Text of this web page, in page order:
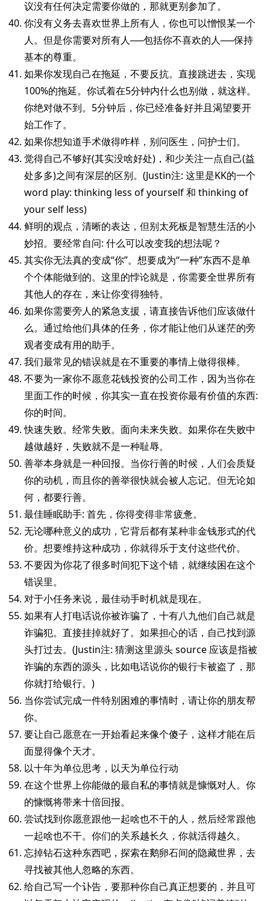
议没有任何决定需要你做的，那就更别参加了。
你没有义务去喜欢世界上所有人，你也可以憎恨某一个
人。但是你需要对所有人──包括你不喜欢的人──保持
基本的尊重。
如果你发现自己在拖延，不要反抗。直接跳进去，实现
100%的拖延。你试着在5分钟内什么也别做，就这样。
你绝对做不到。5分钟后，你已经准备好并且渴望要开
始工作了。
如果你想知道手术做得咋样，别问医生，问护士们。
觉得自己不够好(其实没啥好处)，和少关注一点自己(益
处多多)之间有深层的区别。(Justin注: 这里是KK的一个
word play: thinking less of yourself 和 thinking of
your self less)
鲜明的观点，清晰的表达，但别太死板是智慧生活的小
妙招。要经常自问: 什么可以改变我的想法呢？
其实你无法真的变成“你”。想要成为“一种”东西不是单
个个体能做到的。这里的悖论就是，你需要全世界所有
其他人的存在，来让你变得独特。
如果你需要旁人的紧急支援，请直接告诉他们应该做什
么。通过给他们具体的任务，你才能让他们从迷茫的旁
观者变成有用的助手。
我们最常见的错误就是在不重要的事情上做得很棒。
不要为一家你不愿意花钱投资的公司工作，因为当你在
里面工作的时候，你其实一直在投资你最有价值的东西:
你的时间。
快速失败。经常失败。面向未来失败。如果你在失败中
越做越好，失败就不是一种耻辱。
善举本身就是一种回报。当你行善的时候，人们会质疑
你的动机，而且你的善举很快就会被人忘记。但无论如
何，都要行善。
最佳睡眠助手: 首先，你得变得非常疲惫。
无论哪种意义的成功，它背后都有某种非金钱形式的代
价。想要维持这种成功，你就得乐于支付这些代价。
不要因为你花了很多时间犯下这个错，就继续困在这个
错误里。
对于小任务来说，最佳动手时机就是现在。
如果有人打电话说你被诈骗了，十有八九他们自己就是
诈骗犯。直接挂掉就好了。如果担心的话，自己找到源
头打过去。(Justin注: 猜测这里源头 source 应该是指被
诈骗的东西的源头，比如电话说你的银行卡被盗了，那
你就打给银行。)
当你尝试完成一件特别困难的事情时，请让你的朋友帮
你。
要让自己愿意在一开始看起来像个傻子，这样才能在后
面显得像个天才。
以十年为单位思考，以天为单位行动
在这个世界上你能做的最自私的事情就是慷慨对人。你
的慷慨将带来十倍回报。
尝试找到你愿意跟他一起啥也不干的人，然后经常跟他
一起啥也不干。你们的关系越长久，你就活得越久。
忘掉钻石这种东西吧，探索在鹅卵石间的隐藏世界，去
寻找被其他人忽略的东西。
给自己写一个讣告，要那种你自己真正想要的，并且可